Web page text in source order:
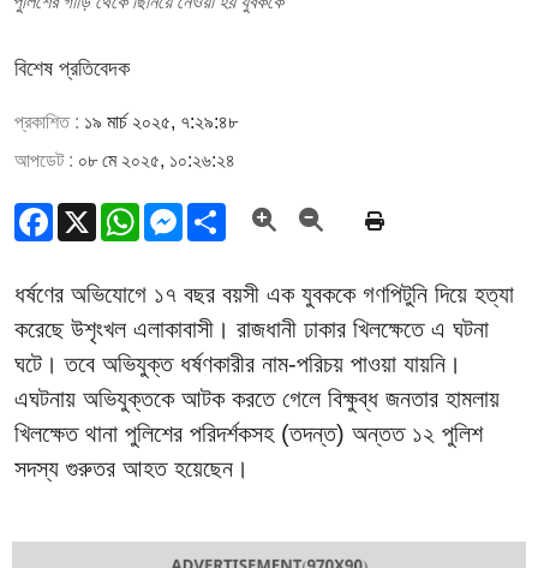
বিশেষ প্রতিবেদক
প্রকাশিত : ১৯ মার্চ ২০২৫, ৭:২৯:৪৮
আপডেট : ০৮ মে ২০২৫, ১০:২৬:২৪
Facebook
X WhatsAppMessenger
Share
ধর্ষণের অভিযোগে ১৭ বছর বয়সী এক যুবককে গণপিটুনি দিয়ে হত্যা
করেছে উশৃংখল এলাকাবাসী। রাজধানী ঢাকার খিলক্ষেতে এ ঘটনা
ঘটে। তবে অভিযুক্ত ধর্ষণকারীর নাম-পরিচয় পাওয়া যায়নি।
এঘটনায় অভিযুক্তকে আটক করতে গেলে বিক্ষুব্ধ জনতার হামলায়
খিলক্ষেত থানা পুলিশের পরিদর্শকসহ (তদন্ত) অন্তত ১২ পুলিশ
সদস্য গুরুতর আহত হয়েছেন।